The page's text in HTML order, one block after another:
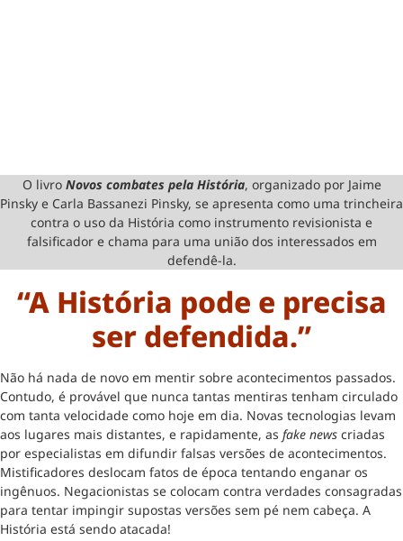
O livro Novos combates pela História, organizado por Jaime
Pinsky e Carla Bassanezi Pinsky, se apresenta como uma trincheira
contra o uso da História como instrumento revisionista e
falsificador e chama para uma união dos interessados em
defendê-la.
“A História pode e precisa
ser defendida.”
Não há nada de novo em mentir sobre acontecimentos passados.
Contudo, é provável que nunca tantas mentiras tenham circulado
com tanta velocidade como hoje em dia. Novas tecnologias levam
aos lugares mais distantes, e rapidamente, as fake news criadas
por especialistas em difundir falsas versões de acontecimentos.
Mistificadores deslocam fatos de época tentando enganar os
ingênuos. Negacionistas se colocam contra verdades consagradas
para tentar impingir supostas versões sem pé nem cabeça. A
História está sendo atacada!